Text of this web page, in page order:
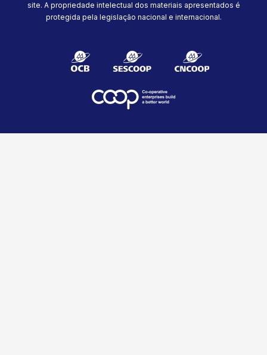
site. A propriedade intelectual dos materiais apresentados é
protegida pela legislação nacional e internacional.